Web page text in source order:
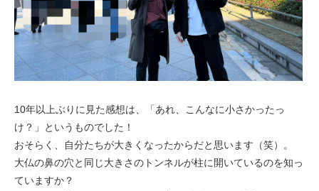
10年以上ぶりに見た感想は、「あれ、こんなに小さかったっ
け？」というものでした！
おそらく、自分たちが大きくなったからだと思います（笑）。
大仏の鼻の穴と同じ大きさのトンネルが柱に開いているのを知っ
ていますか？